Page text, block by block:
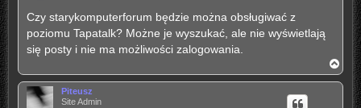
s
Czy starykomputerforum będzie można obsługiwać z
poziomu Tapatalk? Możne je wyszukać, ale nie wyświetlają
się posty i nie ma możliwości zalogowania.
a
g
Piteusz
Site Admin